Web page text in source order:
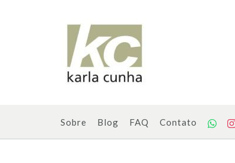
Sobre Blog FAQ Contato